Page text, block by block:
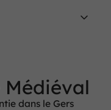
Médiéval
dans le Gers